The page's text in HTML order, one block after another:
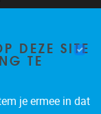
DEZE SITE
TE
je ermee in dat